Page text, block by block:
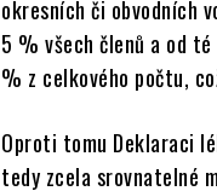
okresních či obvodních
5 % všech členů a od
% z celkového počtu,
Oproti tomu Deklaraci
tedy zcela srovnatelné